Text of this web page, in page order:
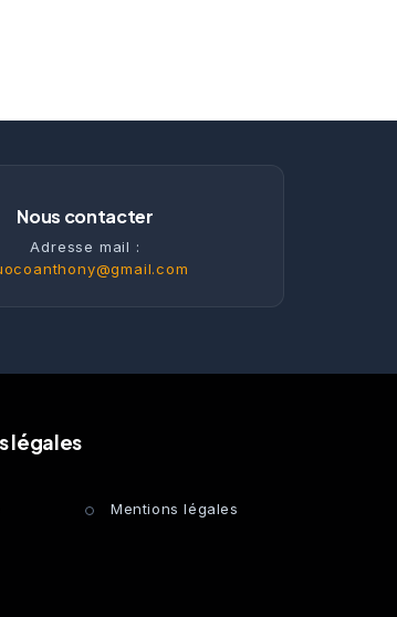
Nous contacter
Adresse mail :
légales
Mentions légales